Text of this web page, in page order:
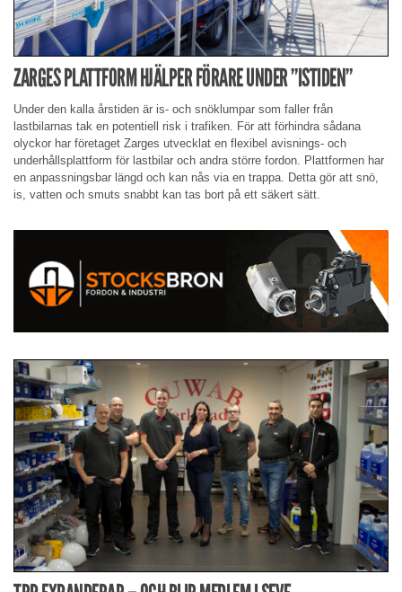
ZARGES PLATTFORM HJÄLPER FÖRARE UNDER ”ISTIDEN”
Under den kalla årstiden är is- och snöklumpar som faller från
lastbilarnas tak en potentiell risk i trafiken. För att förhindra sådana
olyckor har företaget Zarges utvecklat en flexibel avisnings- och
underhållsplattform för lastbilar och andra större fordon. Plattformen har
en anpassningsbar längd och kan nås via en trappa. Detta gör att snö,
is, vatten och smuts snabbt kan tas bort på ett säkert sätt.